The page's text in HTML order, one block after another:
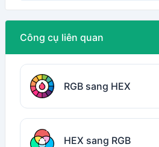
Công cụ liên quan
RGB sang HEX
HEX sang RGB